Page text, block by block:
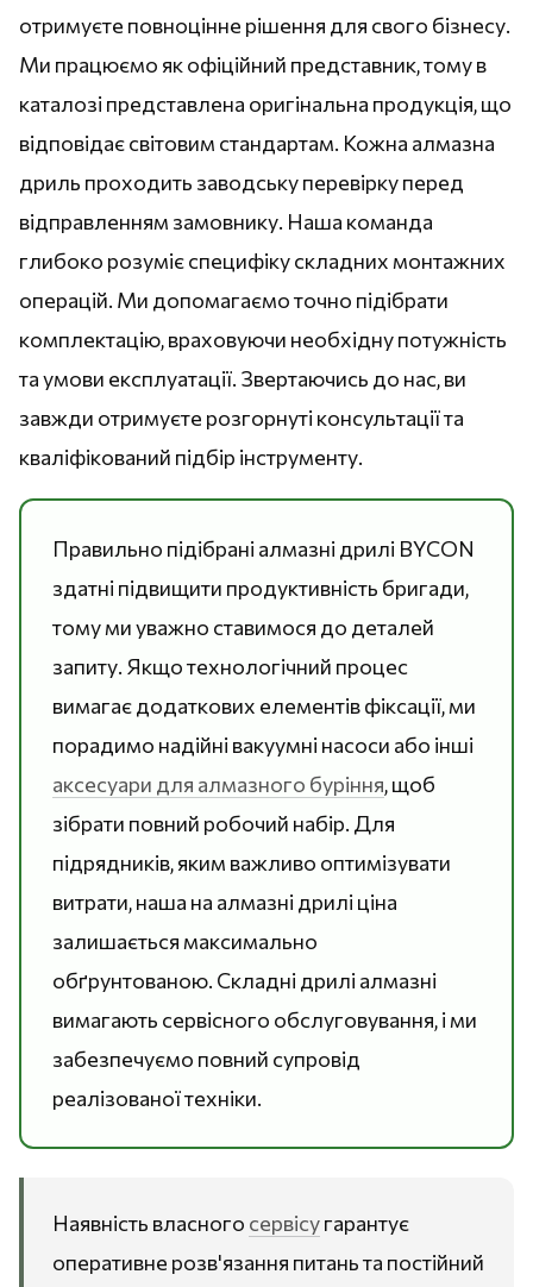
отримуєте повноцінне рішення для свого бізнесу.
Ми працюємо як офіційний представник, тому в
каталозі представлена оригінальна продукція, що
відповідає світовим стандартам. Кожна алмазна
дриль проходить заводську перевірку перед
відправленням замовнику. Наша команда
глибоко розуміє специфіку складних монтажних
операцій. Ми допомагаємо точно підібрати
комплектацію, враховуючи необхідну потужність
та умови експлуатації. Звертаючись до нас, ви
завжди отримуєте розгорнуті консультації та
кваліфікований підбір інструменту.
Правильно підібрані алмазні дрилі BYCON
здатні підвищити продуктивність бригади,
тому ми уважно ставимося до деталей
запиту. Якщо технологічний процес
вимагає додаткових елементів фіксації, ми
порадимо надійні вакуумні насоси або інші
аксесуари для алмазного буріння, щоб
зібрати повний робочий набір. Для
підрядників, яким важливо оптимізувати
витрати, наша на алмазні дрилі ціна
залишається максимально
обґрунтованою. Складні дрилі алмазні
вимагають сервісного обслуговування, і ми
забезпечуємо повний супровід
реалізованої техніки.
Наявність власного сервісугарантує
оперативне розв'язання питань та постійний